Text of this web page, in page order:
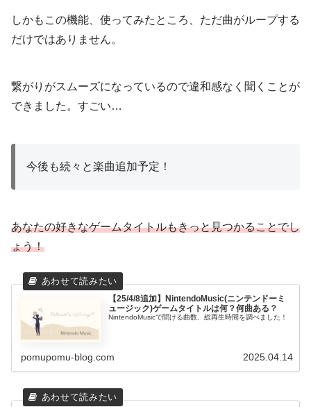
しかもこの機能、使ってみたところ、ただ曲がループする
だけではありません。
繋がりがスムーズになっているので違和感なく聞くことが
できました。すごい…
今後も続々と楽曲追加予定！
あなたの好きなゲームタイトルもきっと見つかることでし
ょう！
【25/4/8追加】NintendoMusic(ニンテンドーミ
ュージック)ゲームタイトルは何？何曲ある？
NintendoMusicで聞ける曲数、総再生時間を調べました！
pomupomu-blog.com 2025.04.14